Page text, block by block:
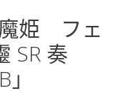
魔姫 フェ
SR 奏